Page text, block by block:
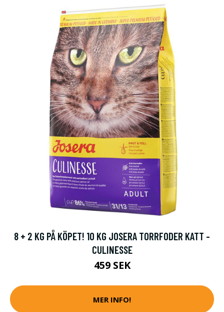
8 + 2 KG PÅ KÖPET! 10 KG JOSERA TORRFODER KATT -
CULINESSE
459 SEK
MER INFO!